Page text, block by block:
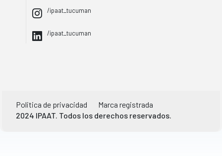
/ipaat_tucuman
/ipaat_tucuman
Politica de privacidad
Marca registrada
2024 IPAAT. Todos los derechos reservados.